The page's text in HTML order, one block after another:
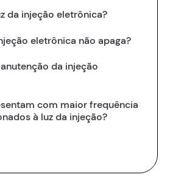
da injeção eletrônica?
eletrônica não apaga?
da injeção
com maior frequência
à luz da injeção?